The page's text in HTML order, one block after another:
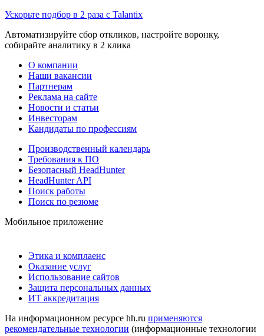
Ускорьте подбор в 2 раза с Talantix
Автоматизируйте сбор откликов, настройте воронку,
собирайте аналитику в 2 клика
О компании
Наши вакансии
Партнерам
Реклама на сайте
Новости и статьи
Инвесторам
Кандидаты по профессиям
Производственный календарь
Требования к ПО
Безопасный HeadHunter
HeadHunter API
Поиск работы
Поиск по резюме
Мобильное приложение
Этика и комплаенс
Оказание услуг
Использование сайтов
Защита персональных данных
ИТ аккредитация
На информационном ресурсе hh.ru применяются
рекомендательные технологии (информационные технологии